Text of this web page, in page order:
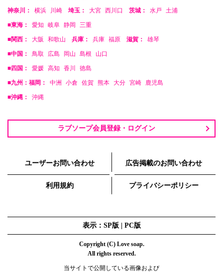
神奈川： 横浜 川崎 埼玉： 大宮 西川口 茨城： 水戸 土浦
■東海： 愛知 岐阜 静岡 三重
■関西： 大阪 和歌山 兵庫： 兵庫 福原 滋賀： 雄琴
■中国： 鳥取 広島 岡山 島根 山口
■四国： 愛媛 高知 香川 徳島
■九州：福岡： 中洲 小倉 佐賀 熊本 大分 宮崎 鹿児島
■沖縄： 沖縄
ラブソープ会員登録・ログイン
ユーザーお問い合わせ 広告掲載のお問い合わせ
利用規約 プライバシーポリシー
表示：SP版 | PC版
Copyright (C) Love soap.
All rights reserved.
当サイトで公開している画像および